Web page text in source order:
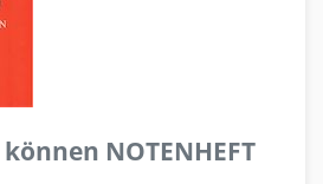
NOTENHEFT